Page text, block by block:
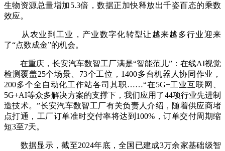
生物资源总量增加5.3倍，数据正加快释放出千姿百态的乘数
效应。
从农业到工业，产业数字化转型让越来越多行业迎来
了“点数成金”的机会。
在重庆，长安汽车数智工厂满是“智能范儿”：在线AI视觉
检测覆盖25个场景、73个工位，1400多台机器人协同作业，
200多个全自动化工作站各司其职……“在5G+工业互联网、
5G+AI等众多解决方案的支撑下，我们应用了44项行业先进制
造技术。”长安汽车数智工厂有关负责人介绍，随着供应商堵
点打通，工厂订单准时交付率将达到100%，订单交付周期缩
短3至7天。
数据显示，截至2024年底，全国已建成3万余家基础级智